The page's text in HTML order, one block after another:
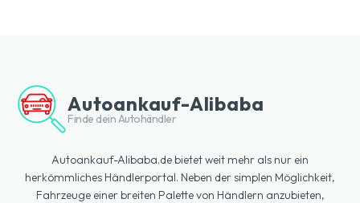
Autoankauf-Alibaba
Finde dein Autohändler
Autoankauf-Alibaba.de bietet weit mehr als nur ein
herkömmliches Händlerportal. Neben der simplen Möglichkeit,
Fahrzeuge einer breiten Palette von Händlern anzubieten,